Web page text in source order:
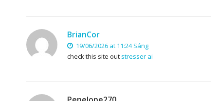
BrianCor
19/06/2026 at 11:24 Sáng
check this site out stresser ai